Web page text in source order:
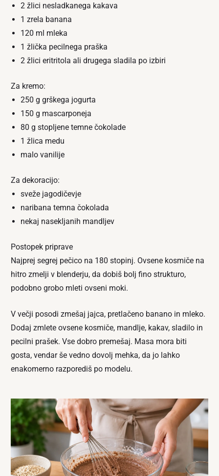
2 žlici nesladkanega kakava
1 zrela banana
120 ml mleka
1 žlička pecilnega praška
2 žlici eritritola ali drugega sladila po izbiri
Za kremo:
250 g grškega jogurta
150 g mascarponeja
80 g stopljene temne čokolade
1 žlica medu
malo vanilije
Za dekoracijo:
sveže jagodičevje
naribana temna čokolada
nekaj nasekljanih mandljev
Postopek priprave
Najprej segrej pečico na 180 stopinj. Ovsene kosmiče na
hitro zmelji v blenderju, da dobiš bolj fino strukturo,
podobno grobo mleti ovseni moki.
V večji posodi zmešaj jajca, pretlačeno banano in mleko.
Dodaj zmlete ovsene kosmiče, mandlje, kakav, sladilo in
pecilni prašek. Vse dobro premešaj. Masa mora biti
gosta, vendar še vedno dovolj mehka, da jo lahko
enakomerno razporediš po modelu.